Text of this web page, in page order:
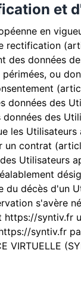
et
en
données
ou
des
des
les
un contrat
Utilisateurs
du décès d'un
s'avère
https://syntiv.fr
syntiv.fr
VIRTUELLE